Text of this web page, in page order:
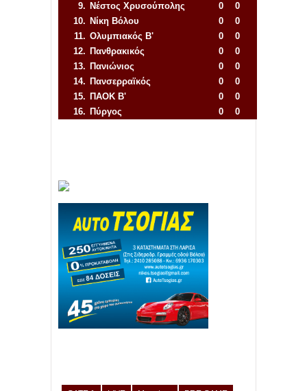
9. Νέστος Χρυσούπολης 0
0
10. Νίκη Βόλου 0
0
11. Ολυμπιακός Β' 0
0
12. Πανθρακικός 0
0
13. Πανιώνιος 0
0
14. Πανσερραϊκός 0
0
15. ΠΑΟΚ Β' 0
0
16. Πύργος 0
0